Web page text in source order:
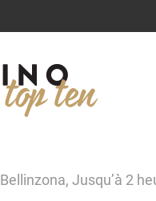
Bellinzona, Jusqu’à 2